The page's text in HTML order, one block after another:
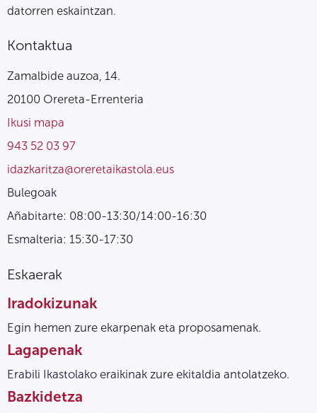
datorren eskaintzan.
Kontaktua
Zamalbide auzoa, 14.
20100 Orereta-Errenteria
Ikusi mapa
943 52 03 97
idazkaritza@oreretaikastola.eus
Bulegoak
Añabitarte: 08:00-13:30/14:00-16:30
Esmalteria: 15:30-17:30
Eskaerak
Iradokizunak
Egin hemen zure ekarpenak eta proposamenak.
Lagapenak
Erabili Ikastolako eraikinak zure ekitaldia antolatzeko.
Bazkidetza